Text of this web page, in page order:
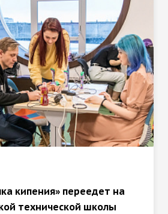
кипения» переедет на
технической школы